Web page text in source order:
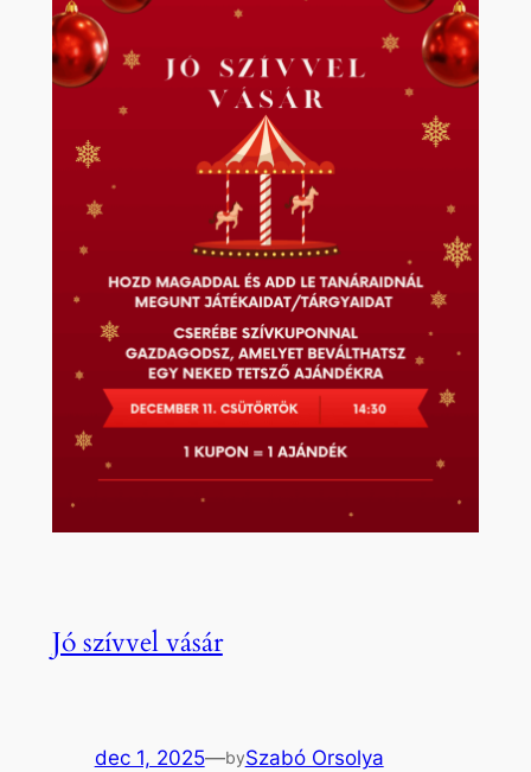
Jó szívvel vásár
dec 1, 2025—bySzabó Orsolya